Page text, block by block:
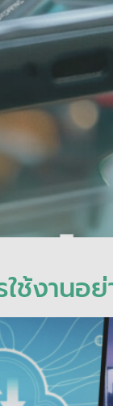
ใช้งาน